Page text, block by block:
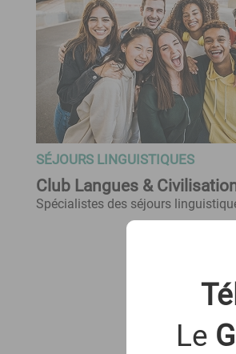
SÉJOURS LINGUISTIQUES
Club Langues &
Spécialistes des séjours
Le